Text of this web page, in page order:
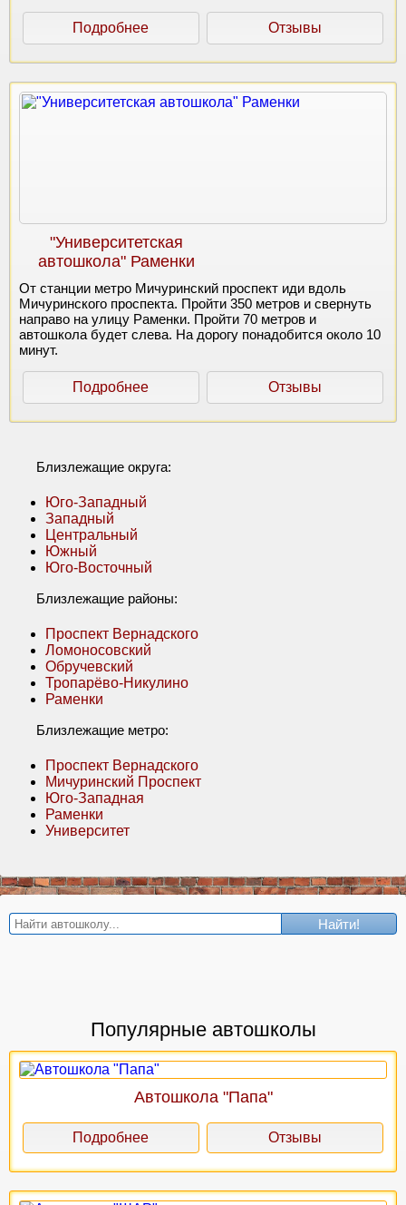
Подробнее Отзывы
"Университетская
автошкола" Раменки
От станции метро Мичуринский проспект иди вдоль
Мичуринского проспекта. Пройти 350 метров и свернуть
направо на улицу Раменки. Пройти 70 метров и
автошкола будет слева. На дорогу понадобится около 10
минут.
Подробнее Отзывы
Близлежащие округа:
Юго-Западный
Западный
Центральный
Южный
Юго-Восточный
Близлежащие районы:
Проспект Вернадского
Ломоносовский
Обручевский
Тропарёво-Никулино
Раменки
Близлежащие метро:
Проспект Вернадского
Мичуринский Проспект
Юго-Западная
Раменки
Университет
Найти!
Популярные автошколы
Автошкола "Папа"
Подробнее Отзывы